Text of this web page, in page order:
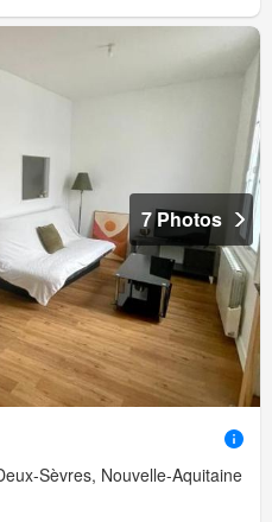
7 Photos
Sèvres, Nouvelle-Aquitaine